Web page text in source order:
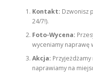
Kontakt: Dzwonisz
24/7!).
Foto-Wycena:
wyceniamy naprawę
Akcja: Przyjeżdżamy
naprawiamy na